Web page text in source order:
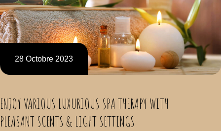
28 Octobre 2023
ENJOY VARIOUS LUXURIOUS SPA THERAPY WITH
PLEASANT SCENTS & LIGHT SETTINGS